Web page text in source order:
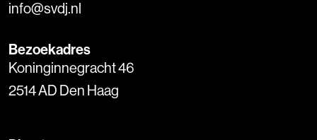
info@svdj.nl
Bezoekadres
Koninginnegracht 46
2514 AD Den Haag